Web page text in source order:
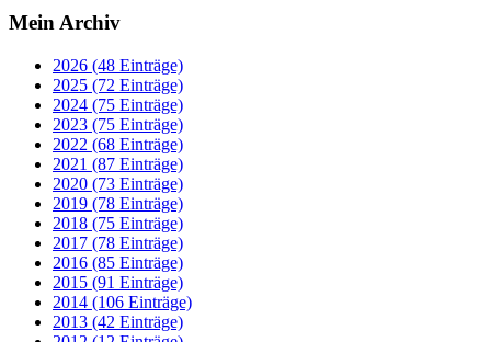
Mein Archiv
2026 (48 Einträge)
2025 (72 Einträge)
2024 (75 Einträge)
2023 (75 Einträge)
2022 (68 Einträge)
2021 (87 Einträge)
2020 (73 Einträge)
2019 (78 Einträge)
2018 (75 Einträge)
2017 (78 Einträge)
2016 (85 Einträge)
2015 (91 Einträge)
2014 (106 Einträge)
2013 (42 Einträge)